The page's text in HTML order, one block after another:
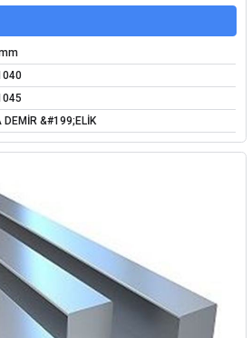
DEMİR &#199;ELİK